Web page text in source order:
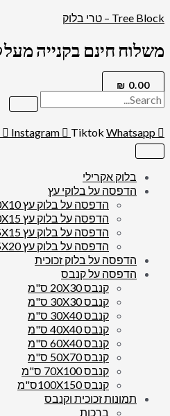
לתוכן
Tree Block – טרי בלוק
משלוח חינם בקנייה מעל 500 ש"ח התחייבות לרמה הגבוה בארץ !
0.00
₪
Instagram Tiktok Whatsapp
בלוק אקרילי
הדפסה על בלוקי עץ
הדפסה על בלוק עץ 10X10 ס"מ
הדפסה על בלוק עץ 10X15 ס"מ
הדפסה על בלוק עץ 15X15 ס"מ
הדפסה על בלוק עץ 15X20 ס”מ
הדפסה על בלוק זכוכית
הדפסה על קנבס
קנבס 20X30 ס"מ
קנבס 30X30 ס"מ
קנבס 30X40 ס"מ
קנבס 40X40 ס"מ
קנבס 60X40 ס"מ
קנבס 50X70 ס"מ
קנבס 70X100 ס"מ
קנבס 100X150ס"מ
תמונות זכוכית וקנבס
ברכות